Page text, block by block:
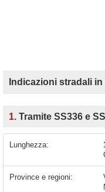
Indicazioni stradali
1. Tramite SS336 e
Lunghezza:
Province e regioni: